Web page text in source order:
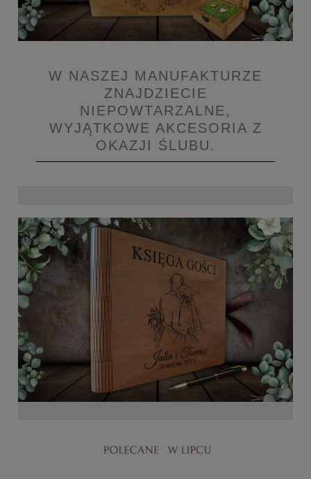
W NASZEJ MANUFAKTURZE
ZNAJDZIECIE
NIEPOWTARZALNE,
WYJĄTKOWE AKCESORIA Z
OKAZJI ŚLUBU.